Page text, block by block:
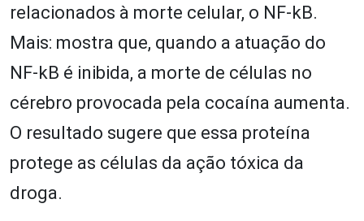
relacionados à morte celular, o NF-kB.
Mais: mostra que, quando a atuação do
NF-kB é inibida, a morte de células no
cérebro provocada pela cocaína aumenta.
O resultado sugere que essa proteína
protege as células da ação tóxica da
droga.